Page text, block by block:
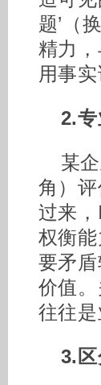
题’（
精力
用事
2.
某
角）
过来
权衡
要矛
价值
往往
3.